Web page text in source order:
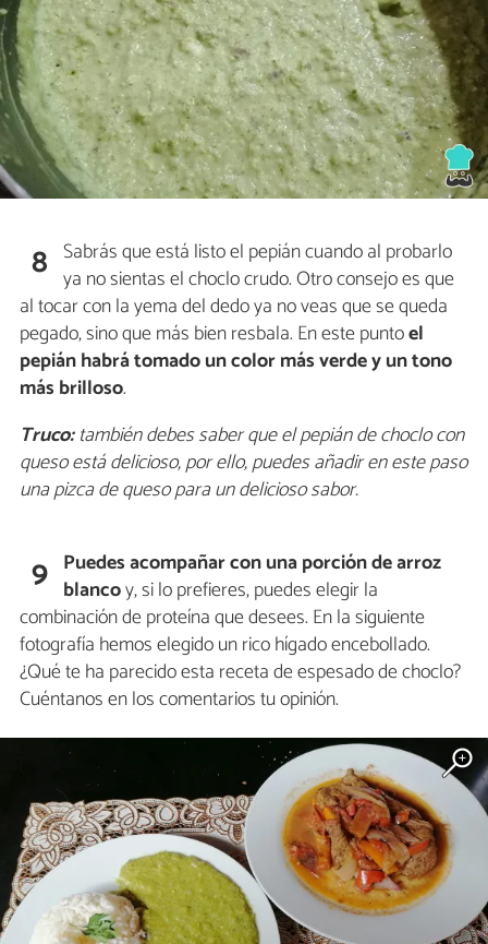
8 Sabrás que está listo el pepián cuando al probarlo
ya no sientas el choclo crudo. Otro consejo es que
al tocar con la yema del dedo ya no veas que se queda
pegado, sino que más bien resbala. En este puntoel
pepián habrá tomado un color más verde y un tono
más brilloso.
Truco:también debes saber que el pepián de choclo con
queso está delicioso, por ello, puedes añadir en este paso
una pizca de queso para un delicioso sabor.
9 Puedes acompañar con una porción de arroz
blancoy, si lo prefieres, puedes elegir la
combinación de proteína que desees. En la siguiente
fotografía hemos elegido un rico hígado encebollado.
¿Qué te ha parecido esta receta de espesado de choclo?
Cuéntanos en los comentarios tu opinión.